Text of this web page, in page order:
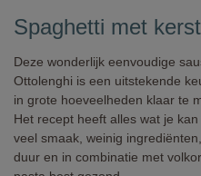
Spaghetti met
Deze wonderlijk eenvoudige
Ottolenghi is een uitstekende
in grote hoeveelheden klaar te
Het recept heeft alles wat je kan
veel smaak, weinig
duur en in combinatie met